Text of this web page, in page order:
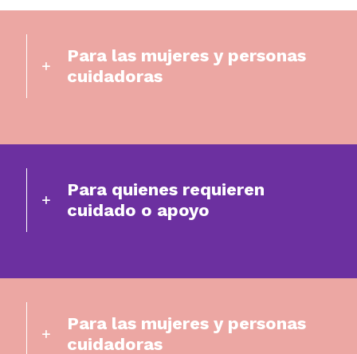
Para las mujeres y personas
cuidadoras
Para quienes requieren
cuidado o apoyo
Para las mujeres y personas
cuidadoras